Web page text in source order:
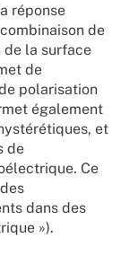
réponse
de
de la surface
de
polarisation
également
et
de
Ce
dans des
»).